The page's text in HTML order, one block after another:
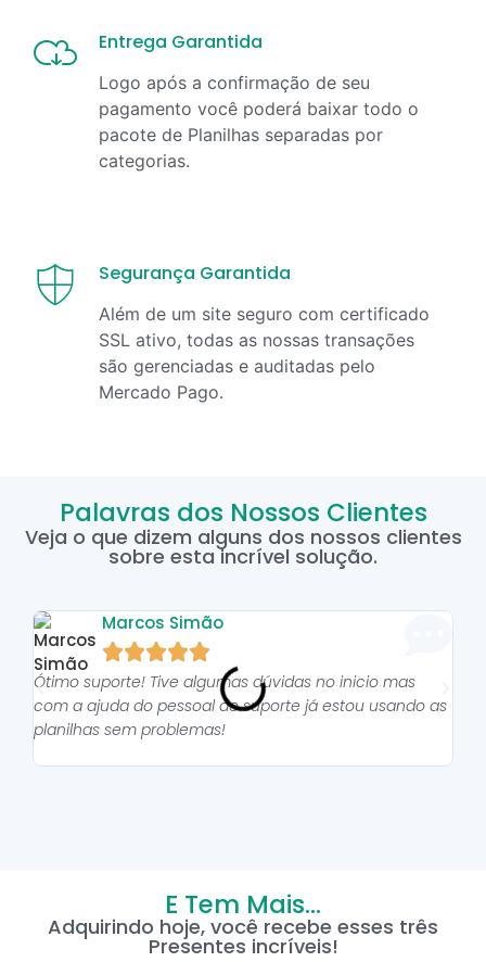
Entrega Garantida
Logo após a confirmação de seu
pagamento você poderá baixar todo o
pacote de Planilhas separadas por
categorias.
Segurança Garantida
Além de um site seguro com certificado
SSL ativo, todas as nossas transações
são gerenciadas e auditadas pelo
Mercado Pago.
Palavras dos Nossos Clientes
Veja o que dizem alguns dos nossos clientes
sobre esta incrível solução.
Marcos Simão

Ótimo suporte! Tive algumas dúvidas no inicio mas
com a ajuda do pessoal do suporte já estou usando as
planilhas sem problemas!
E Tem Mais...
Adquirindo hoje, você recebe esses três
Presentes incríveis!